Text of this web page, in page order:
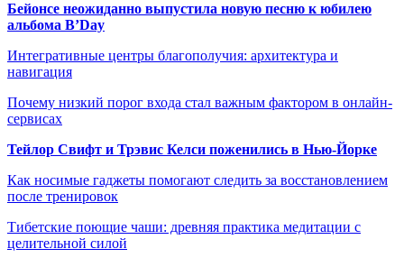
Бейонсе неожиданно выпустила новую песню к юбилею
альбома B’Day
Интегративные центры благополучия: архитектура и
навигация
Почему низкий порог входа стал важным фактором в онлайн-
сервисах
Тейлор Свифт и Трэвис Келси поженились в Нью-Йорке
Как носимые гаджеты помогают следить за восстановлением
после тренировок
Тибетские поющие чаши: древняя практика медитации с
целительной силой